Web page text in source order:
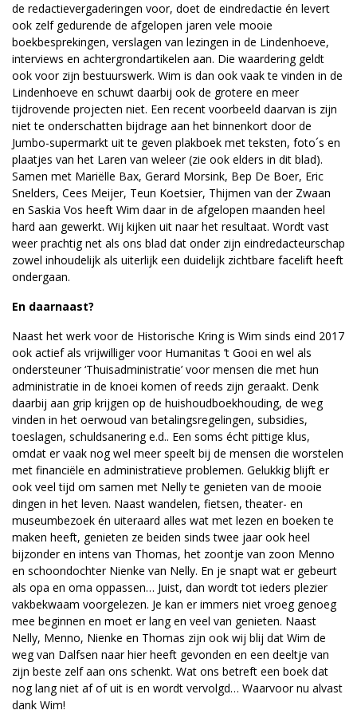
de redactievergaderingen voor, doet de eindredactie én levert
ook zelf gedurende de afgelopen jaren vele mooie
boekbesprekingen, verslagen van lezingen in de Lindenhoeve,
interviews en achtergrondartikelen aan. Die waardering geldt
ook voor zijn bestuurswerk. Wim is dan ook vaak te vinden in de
Lindenhoeve en schuwt daarbij ook de grotere en meer
tijdrovende projecten niet. Een recent voorbeeld daarvan is zijn
niet te onderschatten bijdrage aan het binnenkort door de
Jumbo-supermarkt uit te geven plakboek met teksten, foto´s en
plaatjes van het Laren van weleer (zie ook elders in dit blad).
Samen met Mariëlle Bax, Gerard Morsink, Bep De Boer, Eric
Snelders, Cees Meijer, Teun Koetsier, Thijmen van der Zwaan
en Saskia Vos heeft Wim daar in de afgelopen maanden heel
hard aan gewerkt. Wij kijken uit naar het resultaat. Wordt vast
weer prachtig net als ons blad dat onder zijn eindredacteurschap
zowel inhoudelijk als uiterlijk een duidelijk zichtbare facelift heeft
ondergaan.
En daarnaast?
Naast het werk voor de Historische Kring is Wim sinds eind 2017
ook actief als vrijwilliger voor Humanitas ’t Gooi en wel als
ondersteuner ‘Thuisadministratie’ voor mensen die met hun
administratie in de knoei komen of reeds zijn geraakt. Denk
daarbij aan grip krijgen op de huishoudboekhouding, de weg
vinden in het oerwoud van betalingsregelingen, subsidies,
toeslagen, schuldsanering e.d.. Een soms écht pittige klus,
omdat er vaak nog wel meer speelt bij de mensen die worstelen
met financiële en administratieve problemen. Gelukkig blijft er
ook veel tijd om samen met Nelly te genieten van de mooie
dingen in het leven. Naast wandelen, fietsen, theater- en
museum­bezoek én uiteraard alles wat met lezen en boeken te
maken heeft, genieten ze beiden sinds twee jaar ook heel
bijzonder en intens van Thomas, het zoontje van zoon Menno
en schoondochter Nienke van Nelly. En je snapt wat er gebeurt
als opa en oma oppassen… Juist, dan wordt tot ieders plezier
vakbekwaam voorgelezen. Je kan er immers niet vroeg genoeg
mee beginnen en moet er lang en veel van genieten. Naast
Nelly, Menno, Nienke en Thomas zijn ook wij blij dat Wim de
weg van Dalfsen naar hier heeft gevonden en een deeltje van
zijn beste zelf aan ons schenkt. Wat ons betreft een boek dat
nog lang niet af of uit is en wordt vervolgd… Waarvoor nu alvast
dank Wim!